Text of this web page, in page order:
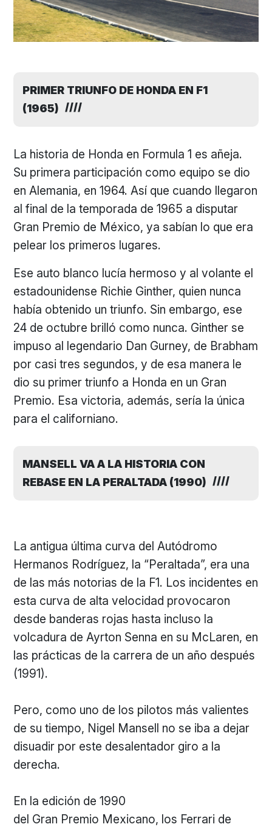
PRIMER TRIUNFO DE HONDA EN F1
(1965)
La historia de Honda en Formula 1 es añeja.
Su primera participación como equipo se dio
en Alemania, en 1964. Así que cuando llegaron
al final de la temporada de 1965 a disputar
Gran Premio de México, ya sabían lo que era
pelear los primeros lugares.
Ese auto blanco lucía hermoso y al volante el
estadounidense Richie Ginther, quien nunca
había obtenido un triunfo. Sin embargo, ese
24 de octubre brilló como nunca. Ginther se
impuso al legendario Dan Gurney, de Brabham
por casi tres segundos, y de esa manera le
dio su primer triunfo a Honda en un Gran
Premio. Esa victoria, además, sería la única
para el californiano.
MANSELL VA A LA HISTORIA CON
REBASE EN LA PERALTADA (1990)
La antigua última curva del Autódromo
Hermanos Rodríguez, la “Peraltada”, era una
de las más notorias de la F1. Los incidentes en
esta curva de alta velocidad provocaron
desde banderas rojas hasta incluso la
volcadura de Ayrton Senna en su McLaren, en
las prácticas de la carrera de un año después
(1991).
Pero, como uno de los pilotos más valientes
de su tiempo, Nigel Mansell no se iba a dejar
disuadir por este desalentador giro a la
derecha.
En la edición de 1990
del Gran Premio Mexicano, los Ferrari de